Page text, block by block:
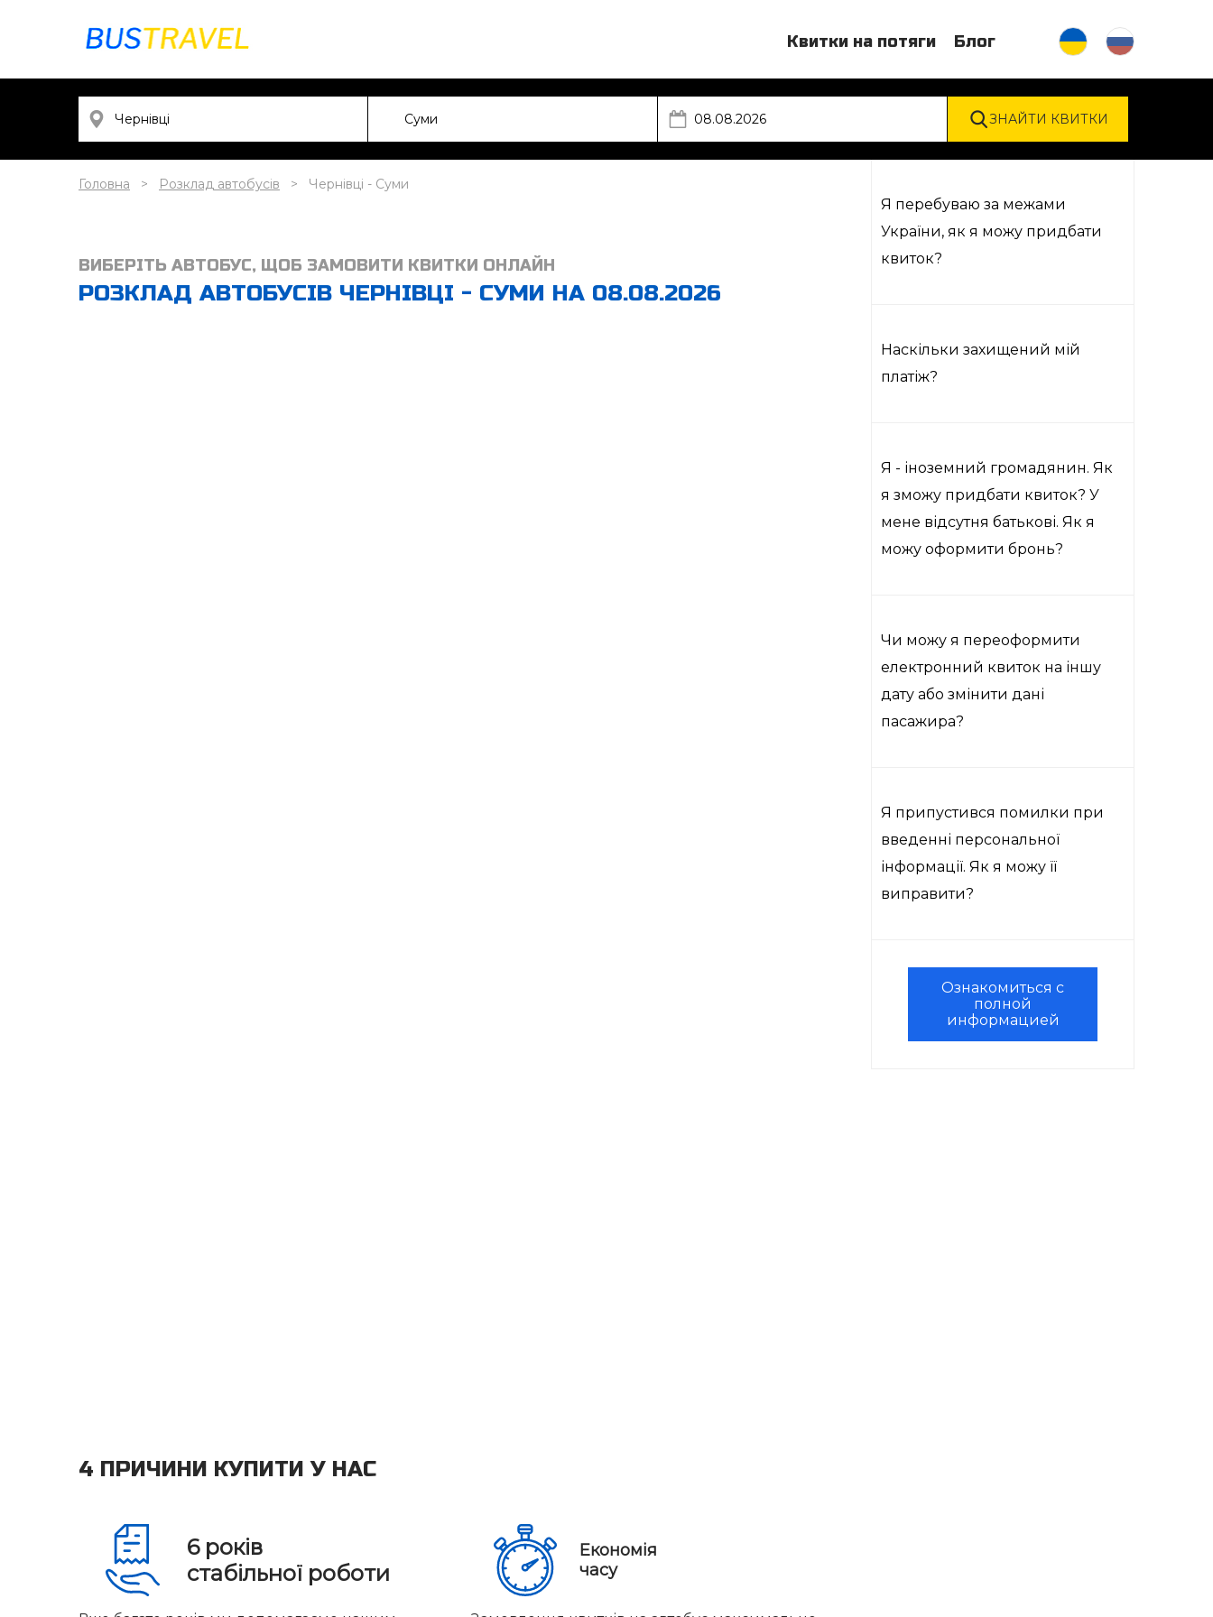
Квитки на потяги Блог
Головна Розклад автобусів Чернівці - Суми
ВИБЕРІТЬ АВТОБУС, ЩОБ ЗАМОВИТИ КВИТКИ ОНЛАЙН
РОЗКЛАД АВТОБУСІВ ЧЕРНІВЦІ - СУМИ НА 08.08.2026
4 ПРИЧИНИ КУПИТИ У НАС
6 років
стабільної роботи
Економія
часу
Я перебуваю за межами
України, як я можу придбати
квиток?
Наскільки захищений мій
платіж?
Я - іноземний громадянин. Як
я зможу придбати квиток? У
мене відсутня батькові. Як я
можу оформити бронь?
Чи можу я переоформити
електронний квиток на іншу
дату або змінити дані
пасажира?
Я припустився помилки при
введенні персональної
інформації. Як я можу її
виправити?
Ознакомиться с
полной
информацией